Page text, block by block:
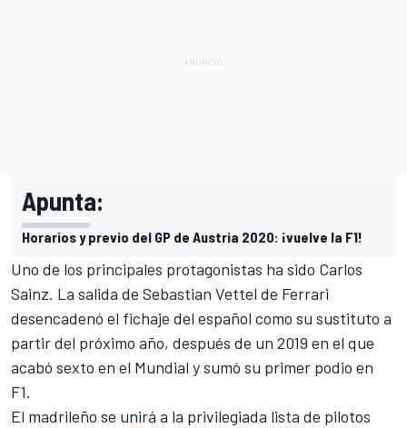
Apunta:
Horarios y previo del GP de Austria 2020: ¡vuelve la F1!
Uno de los principales protagonistas ha sido Carlos
Sainz. La salida de Sebastian Vettel de Ferrari
desencadenó el fichaje del español como su sustituto a
partir del próximo año, después de un 2019 en el que
acabó sexto en el Mundial y sumó su primer podio en
F1.
El madrileño se unirá a la privilegiada lista de pilotos